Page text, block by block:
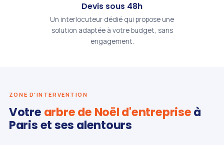
Devis sous 48h
Un interlocuteur dédié qui propose une
solution adaptée à votre budget, sans
engagement.
ZONE D'INTERVENTION
Votre arbre de Noël d'entrepriseà
Paris et ses alentours